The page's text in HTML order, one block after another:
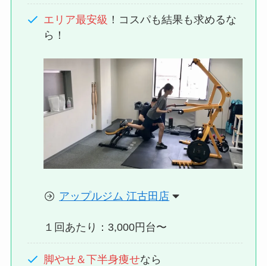
エリア最安級 ！コスパも結果も求めるな
ら！
アップルジム 江古田店
１回あたり：3,000円台〜
脚やせ＆下半身痩せなら